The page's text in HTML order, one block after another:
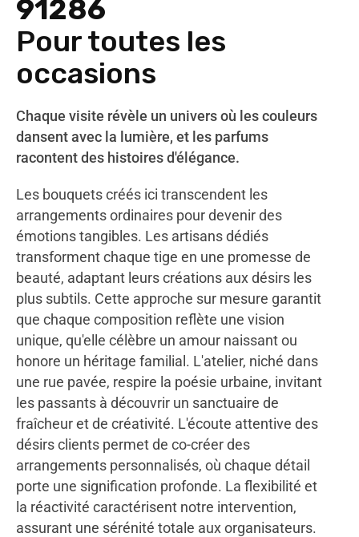
91286
Pour toutes les
occasions
Chaque visite révèle un univers où les couleurs
dansent avec la lumière, et les parfums
racontent des histoires d'élégance.
Les bouquets créés ici transcendent les
arrangements ordinaires pour devenir des
émotions tangibles. Les artisans dédiés
transforment chaque tige en une promesse de
beauté, adaptant leurs créations aux désirs les
plus subtils. Cette approche sur mesure garantit
que chaque composition reflète une vision
unique, qu'elle célèbre un amour naissant ou
honore un héritage familial. L'atelier, niché dans
une rue pavée, respire la poésie urbaine, invitant
les passants à découvrir un sanctuaire de
fraîcheur et de créativité. L'écoute attentive des
désirs clients permet de co-créer des
arrangements personnalisés, où chaque détail
porte une signification profonde. La flexibilité et
la réactivité caractérisent notre intervention,
assurant une sérénité totale aux organisateurs.